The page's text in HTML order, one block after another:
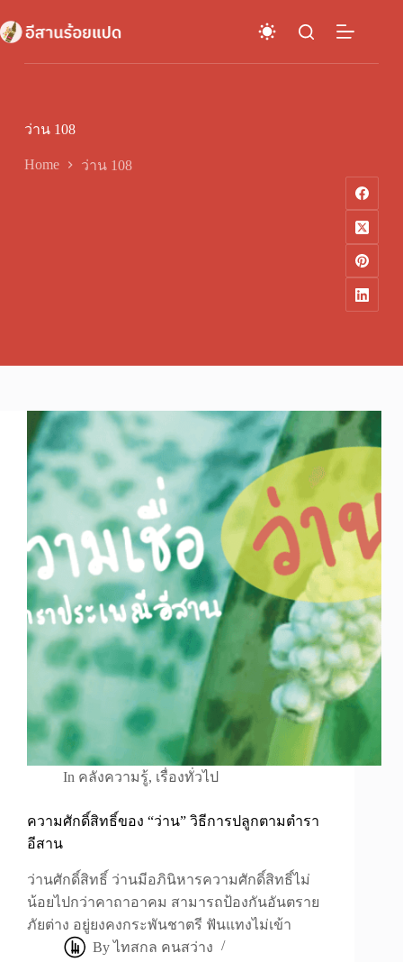
to
content
ว่าน 108
Home ว่าน 108
In คลังความรู้, เรื่องทั่วไป
ความศักดิ์สิทธิ์ของ “ว่าน” วิธีการปลูกตามตำรา
อีสาน
ว่านศักดิ์สิทธิ์ ว่านมีอภินิหารความศักดิ์สิทธิ์ไม่
น้อยไปกว่าคาถาอาคม สามารถป้องกันอันตราย
ภัยต่าง อยู่ยงคงกระพันชาตรี ฟันแทงไม่เข้า
By ไทสกล คนสว่าง